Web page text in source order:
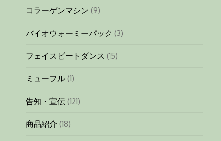
コラーゲンマシン (9)
バイオウォーミーパック (3)
フェイスビートダンス (15)
ミューフル(1)
告知・宣伝(121)
商品紹介 (18)